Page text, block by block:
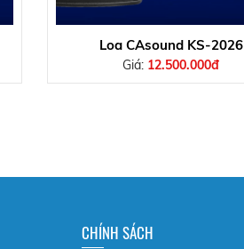
Loa CAsound KS-2026
Giá: 12.500.000đ
CHÍNH SÁCH